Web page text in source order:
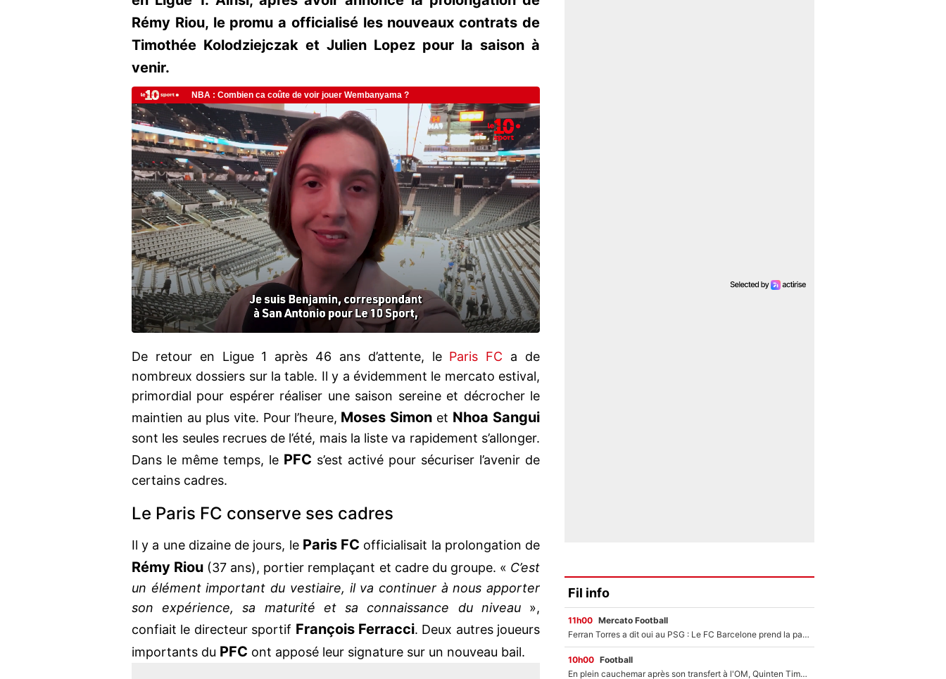
Rémy Riou, le promu a officialisé les nouveaux contrats de
Timothée Kolodziejczak et Julien Lopez pour la saison à
venir.
De retour en Ligue 1 après 46 ans d’attente, le Paris FC a de
nombreux dossiers sur la table. Il y a évidemment le mercato estival,
primordial pour espérer réaliser une saison sereine et décrocher le
maintien au plus vite. Pour l’heure, Moses Simon et Nhoa Sangui
sont les seules recrues de l’été, mais la liste va rapidement s’allonger.
Dans le même temps, le PFC s’est activé pour sécuriser l’avenir de
certains cadres.
Le Paris FC conserve ses cadres
Il y a une dizaine de jours, le Paris FC officialisait la prolongation de
Rémy Riou (37 ans), portier remplaçant et cadre du groupe. « C’est
un élément important du vestiaire, il va continuer à nous apporter
son expérience, sa maturité et sa connaissance du niveau»,
confiait le directeur sportif François Ferracci. Deux autres joueurs
importants du PFC ont apposé leur signature sur un nouveau bail.
Fil info
11h00 Mercato Football
Ferran Torres a dit oui au PSG : Le FC Barcelone prend la parole alors qu'un transfert de l'attaquant espagnol prend forme
10h00 Football
En plein cauchemar après son transfert à l'OM, Quinten Timber raconte ses doutes après sa signature à Marseille